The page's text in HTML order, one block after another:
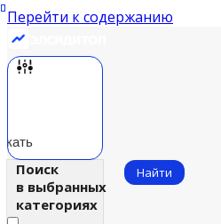
Перейти к содержанию
Поиск
в выбранных
категориях
Найти